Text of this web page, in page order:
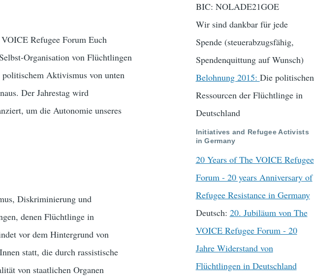
Refugee Forum Euch
Organisation von Flüchtlingen
Aktivismus von unten
Der Jahrestag wird
um die Autonomie unseres
Diskriminierung und
denen Flüchtlinge in
vor dem Hintergrund von
statt, die durch rassistische
von staatlichen Organen
BIC: NOLADE21GOE
Wir sind dankbar für jede
Spende (steuerabzugsfähig,
Spendenquittung auf Wunsch)
Belohnung 2015: Die politischen
Ressourcen der Flüchtlinge in
Deutschland
Initiatives and Refugee Activists
in Germany
20 Years of The VOICE Refugee
Forum - 20 years Anniversary of
Refugee Resistance in Germany
Deutsch: 20. Jubiläum von The
VOICE Refugee Forum - 20
Jahre Widerstand von
Flüchtlingen in Deutschland